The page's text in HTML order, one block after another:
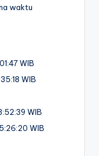
waktu
WIB
WIB
WIB
WIB